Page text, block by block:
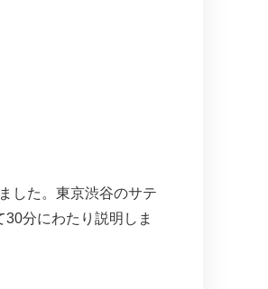
した。東京渋谷のサテ
分にわたり説明しま